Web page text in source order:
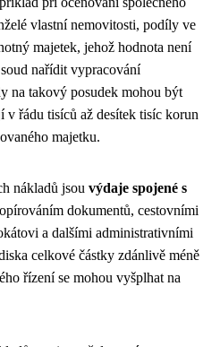
vlastní nemovitosti, podíly ve
majetek, jehož hodnota není
nařídit vypracování
na takový posudek mohou být
v řádu tisíců až desítek tisíc korun
majetku.
nákladů jsou výdaje spojené s
dokumentů, cestovními
a dalšími administrativními
celkové částky zdánlivě méně
řízení se mohou vyšplhat na